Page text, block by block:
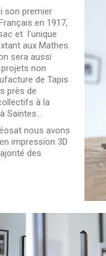
son premier
en 1917,
et l’unique
aux Mathes
sera aussi
non
de Tapis
près de
à la
Saintes…
nous avons
impression 3D
des